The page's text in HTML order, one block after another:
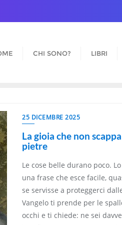
CHI SONO? LIBRI
25 DICEMBRE 2025
La gioia che non
pietre
Le cose belle durano poco.
una frase che esce facile,
se servisse a proteggerci
Vangelo ti prende per le
occhi e ti chiede: ne sei